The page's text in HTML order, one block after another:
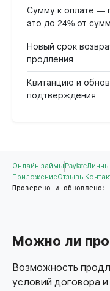
Сумму к оплате —
это до 24% от
Новый срок
продления
Квитанцию и
подтверждения
Онлайн займы Paylate
ПриложениеОтзывы
Проверено и
Можно ли
Возможность
условий договора